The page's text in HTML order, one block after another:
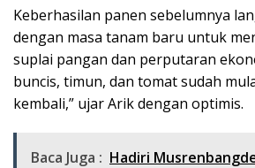
Keberhasilan panen sebelumnya
dengan masa tanam baru untuk
suplai pangan dan perputaran
buncis, timun, dan tomat sudah
kembali,” ujar Arik dengan optimis.
Baca Juga : Hadiri